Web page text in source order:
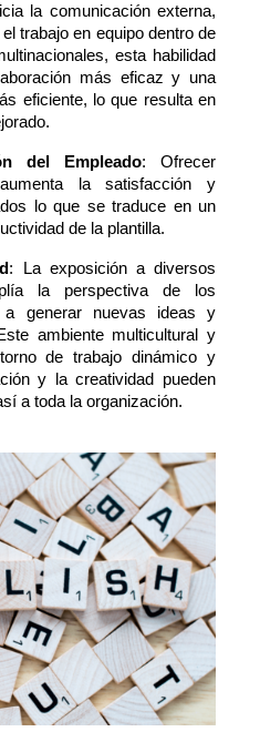
la comunicación externa,
trabajo en equipo dentro de
esta habilidad
más eficaz y una
eficiente, lo que resulta en
del Empleado: Ofrecer
la satisfacción y
lo que se traduce en un
de la plantilla.
: La exposición a diversos
la perspectiva de los
a generar nuevas ideas y
ambiente multicultural y
de trabajo dinámico y
y la creatividad pueden
a toda la organización.